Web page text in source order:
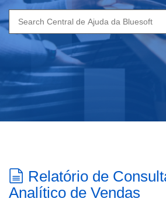
Search
for:
Relatório de
Analítico de Vendas